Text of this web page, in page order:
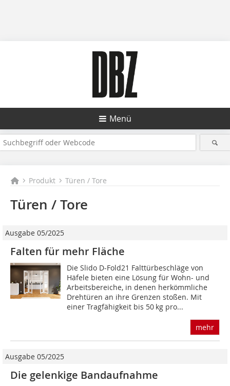
Menü
Produkt Türen / Tore
Türen / Tore
Ausgabe 05/2025
Falten für mehr Fläche
Die Slido D-Fold21 Falttürbeschläge von
Häfele bieten eine Lösung für Wohn- und
Arbeitsbereiche, in denen herkömmliche
Drehtüren an ihre Grenzen stoßen. Mit
einer Tragfähigkeit bis 50 kg pro...
mehr
Ausgabe 05/2025
Die gelenkige Bandaufnahme